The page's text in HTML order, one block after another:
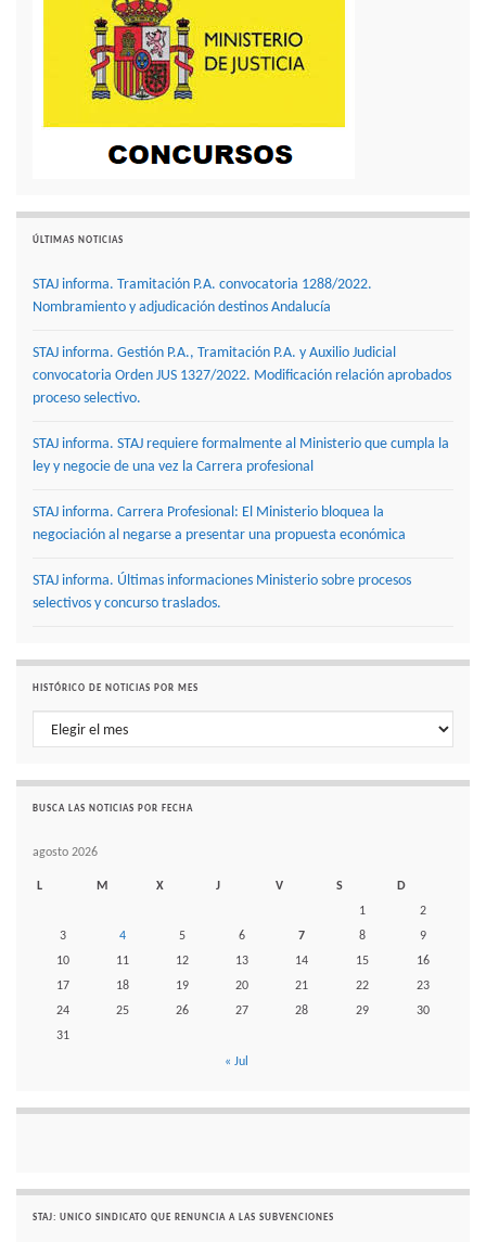
ÚLTIMAS NOTICIAS
STAJ informa. Tramitación P.A. convocatoria 1288/2022.
Nombramiento y adjudicación destinos Andalucía
STAJ informa. Gestión P.A., Tramitación P.A. y Auxilio Judicial
convocatoria Orden JUS 1327/2022. Modificación relación aprobados
proceso selectivo.
STAJ informa. STAJ requiere formalmente al Ministerio que cumpla la
ley y negocie de una vez la Carrera profesional
STAJ informa. Carrera Profesional: El Ministerio bloquea la
negociación al negarse a presentar una propuesta económica
STAJ informa. Últimas informaciones Ministerio sobre procesos
selectivos y concurso traslados.
HISTÓRICO DE NOTICIAS POR MES
Histórico de noticias por mes
BUSCA LAS NOTICIAS POR FECHA
agosto 2026
L M X J V S
D
1
2
3
4 5 6 7 8
9
10
11 12 13 14 15
16
17
18 19 20 21 22
23
24
25 26 27 28 29
30
31
« Jul
STAJ: UNICO SINDICATO QUE RENUNCIA A LAS SUBVENCIONES